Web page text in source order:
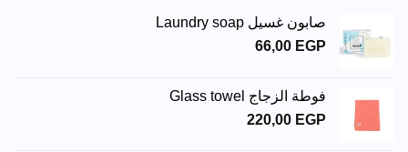
صابون غسيل Laundry soap
66,00 EGP
فوطة الزجاج Glass towel
220,00 EGP